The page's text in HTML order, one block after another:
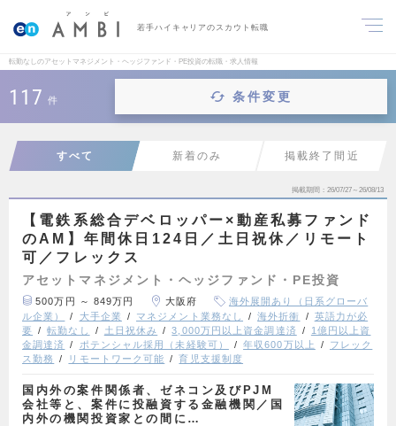
若手ハイキャリアのスカウト転職
転勤なしのアセットマネジメント・ヘッジファンド・PE投資の転職・求人情報
117 件 条件変更
すべて 新着のみ 掲載終了間近
掲載期間 26/07/27～26/08/13
【電鉄系総合デベロッパー×動産私募ファンド
のAM】年間休日124日／土日祝休／リモート
可／フレックス
アセットマネジメント・ヘッジファンド・PE投資
500万円 ～ 849万円 大阪府
海外展開あり（日系グローバ
ル企業）
大手企業 マネジメント業務なし 海外折衝
英語力が必
要
転勤なし 土日祝休み 3,000万円以上資金調達済
1億円以上資
金調達済
ポテンシャル採用（未経験可） 年収600万以上
フレック
ス勤務
リモートワーク可能 育児支援制度
国内外の案件関係者、ゼネコン及びPJM
会社等と、案件に投融資する金融機関／国
内外の機関投資家との間に…